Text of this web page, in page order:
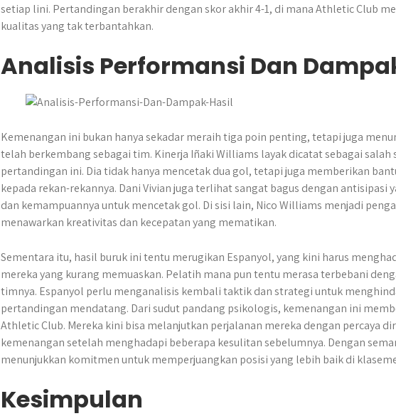
setiap lini. Pertandingan berakhir dengan skor akhir 4-1, di mana Athletic Club
kualitas yang tak terbantahkan.
Analisis Performansi Dan
Kemenangan ini bukan hanya sekadar meraih tiga poin penting, tetapi juga
telah berkembang sebagai tim. Kinerja Iñaki Williams layak dicatat sebagai salah
pertandingan ini. Dia tidak hanya mencetak dua gol, tetapi juga memberikan
kepada rekan-rekannya. Dani Vivian juga terlihat sangat bagus dengan antisipasi
dan kemampuannya untuk mencetak gol. Di sisi lain, Nico Williams menjadi
menawarkan kreativitas dan kecepatan yang mematikan.
Sementara itu, hasil buruk ini tentu merugikan Espanyol, yang kini harus
mereka yang kurang memuaskan. Pelatih mana pun tentu merasa terbebani
timnya. Espanyol perlu menganalisis kembali taktik dan strategi untuk
pertandingan mendatang. Dari sudut pandang psikologis, kemenangan ini
Athletic Club. Mereka kini bisa melanjutkan perjalanan mereka dengan percaya
kemenangan setelah menghadapi beberapa kesulitan sebelumnya. Dengan
menunjukkan komitmen untuk memperjuangkan posisi yang lebih baik di
Kesimpulan